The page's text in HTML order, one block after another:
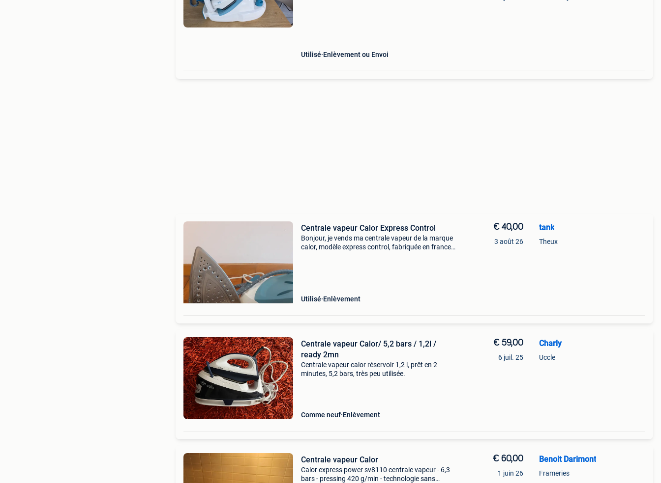
Utilisé Enlèvement ou Envoi
Centrale vapeur Calor Express Control
Bonjour, je vends ma centrale vapeur de la marque
calor, modèle express control, fabriquée en france.
Utilisé Enlèvement
€ 40,00
3 août 26
tank
Theux
Centrale vapeur Calor/ 5,2 bars / 1,2l /
ready 2mn
Centrale vapeur calor réservoir 1,2 l, prêt en 2
minutes, 5,2 bars, très peu utilisée.
Comme neuf Enlèvement
€ 59,00
6 juil. 25
Charly
Uccle
Centrale vapeur Calor
Calor express power sv8110 centrale vapeur - 6,3
bars - pressing 420 g/min - technologie sans
€ 60,00
1 juin 26
Benoit Darimont
Frameries